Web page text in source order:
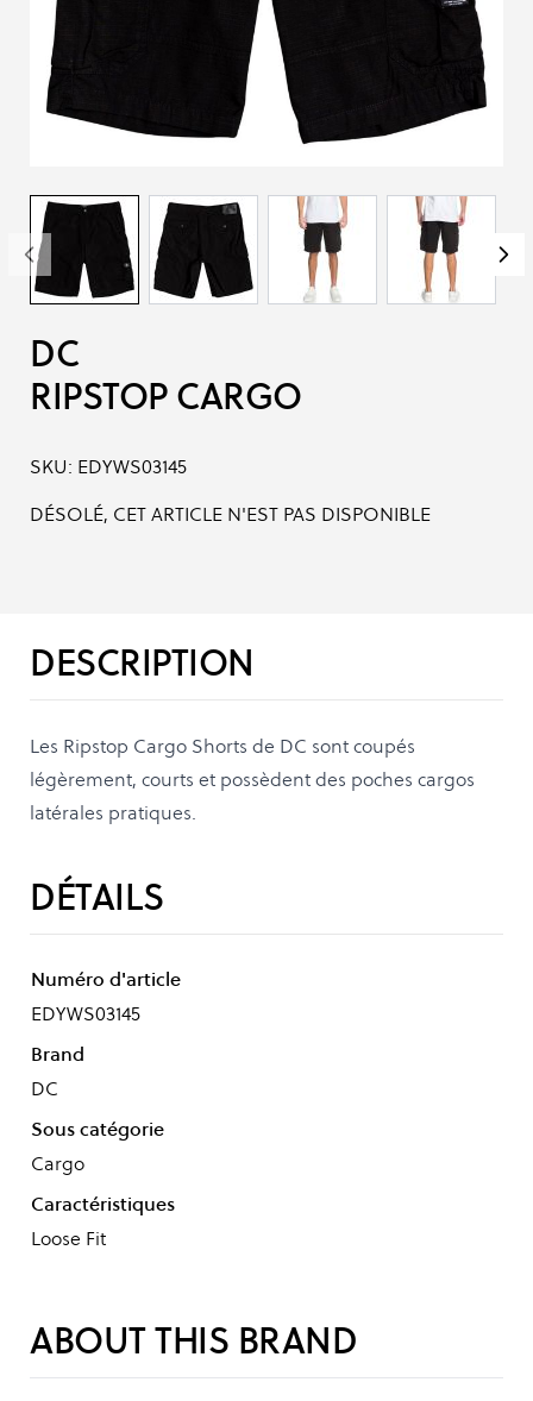
DC
RIPSTOP CARGO
SKU: EDYWS03145
DÉSOLÉ, CET ARTICLE N'EST PAS DISPONIBLE
DESCRIPTION
Les Ripstop Cargo Shorts de DC sont coupés
légèrement, courts et possèdent des poches cargos
latérales pratiques.
DÉTAILS
Numéro d'article
EDYWS03145
Brand
DC
Sous catégorie
Cargo
Caractéristiques
Loose Fit
ABOUT THIS BRAND